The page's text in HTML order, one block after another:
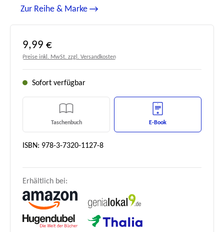
Zur Reihe & Marke
Regulärer Preis:
9,99 €
Preise inkl. MwSt. zzgl. Versandkosten
Sofort verfügbar
Taschenbuch E-Book
ISBN: 978-3-7320-1127-8
Erhältlich bei: